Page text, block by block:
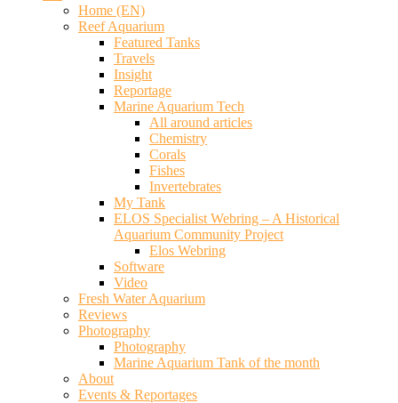
Home (EN)
Reef Aquarium
Featured Tanks
Travels
Insight
Reportage
Marine Aquarium Tech
All around articles
Chemistry
Corals
Fishes
Invertebrates
My Tank
ELOS Specialist Webring – A Historical
Aquarium Community Project
Elos Webring
Software
Video
Fresh Water Aquarium
Reviews
Photography
Photography
Marine Aquarium Tank of the month
About
Events & Reportages